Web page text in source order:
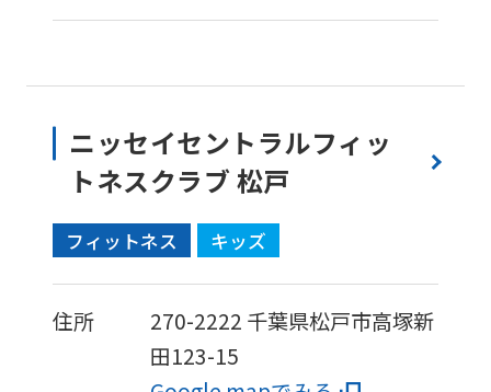
ニッセイセントラルフィッ
トネスクラブ 松戸
フィットネス キッズ
住所 270-2222 千葉県松戸市高塚新
田123-15